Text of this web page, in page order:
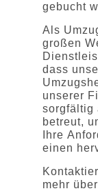
gebucht
Als
großen
dass
unserer
sorgfältig
betreut,
Ihre
einen
mehr